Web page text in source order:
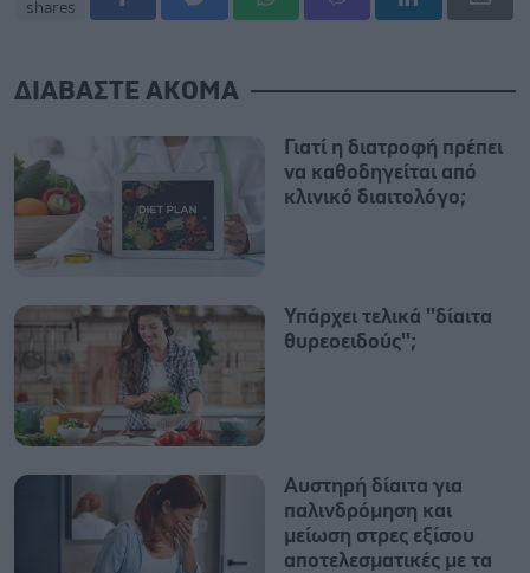
shares
ΔΙΑΒΑΣΤΕ ΑΚΟΜΑ
Γιατί η διατροφή πρέπει
να καθοδηγείται από
κλινικό διαιτολόγο;
Υπάρχει τελικά ''δίαιτα
θυρεοειδούς'';
Αυστηρή δίαιτα για
παλινδρόμηση και
μείωση στρες εξίσου
αποτελεσματικές με τα